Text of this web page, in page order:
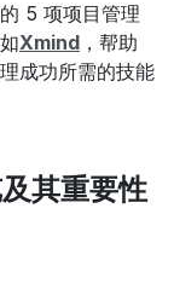
5 项项目管理
Xmind ，帮助
成功所需的技能
其重要性